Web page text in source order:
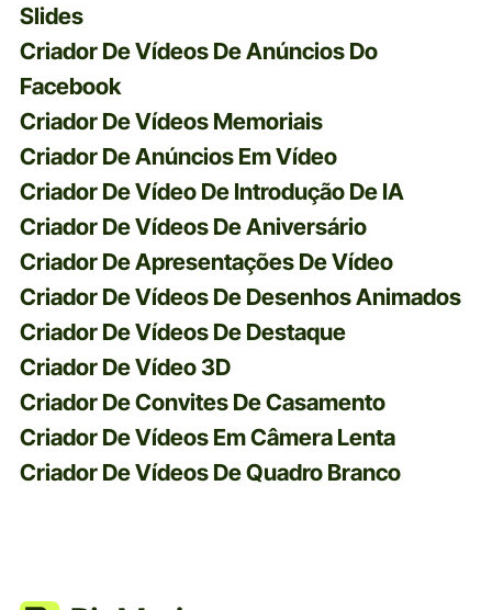
Slides
Criador De Vídeos De Anúncios Do
Facebook
Criador De Vídeos Memoriais
Criador De Anúncios Em Vídeo
Criador De Vídeo De Introdução De IA
Criador De Vídeos De Aniversário
Criador De Apresentações De Vídeo
Criador De Vídeos De Desenhos Animados
Criador De Vídeos De Destaque
Criador De Vídeo 3D
Criador De Convites De Casamento
Criador De Vídeos Em Câmera Lenta
Criador De Vídeos De Quadro Branco